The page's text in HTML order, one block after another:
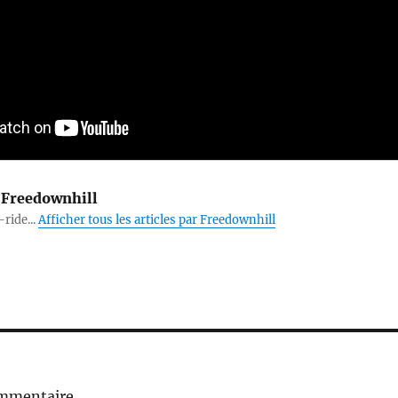
ride...Afficher tous les articles par Freedownhill